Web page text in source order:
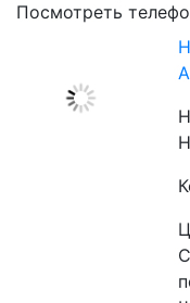
Посмотреть